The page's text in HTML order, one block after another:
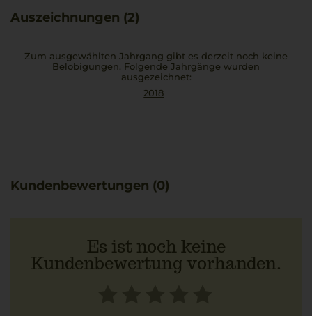
Auszeichnungen (2)
Zum ausgewählten Jahrgang gibt es derzeit noch keine
Belobigungen. Folgende Jahrgänge wurden
ausgezeichnet:
2018
Kundenbewertungen (0)
Es ist noch keine
Kundenbewertung vorhanden.